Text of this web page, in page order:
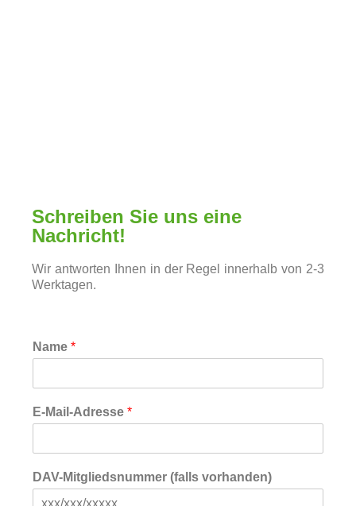
Schreiben Sie uns eine
Nachricht!
Wir antworten Ihnen in der Regel innerhalb von 2-3
Werktagen.
Name *
E-Mail-Adresse *
DAV-Mitgliedsnummer (falls vorhanden)